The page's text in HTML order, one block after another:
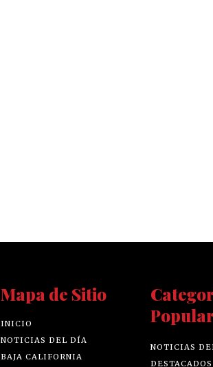
Mapa de Sitio
INICIO
NOTICIAS DEL DÍA
BAJA CALIFORNIA
NOTICIAS
DESTACADOS